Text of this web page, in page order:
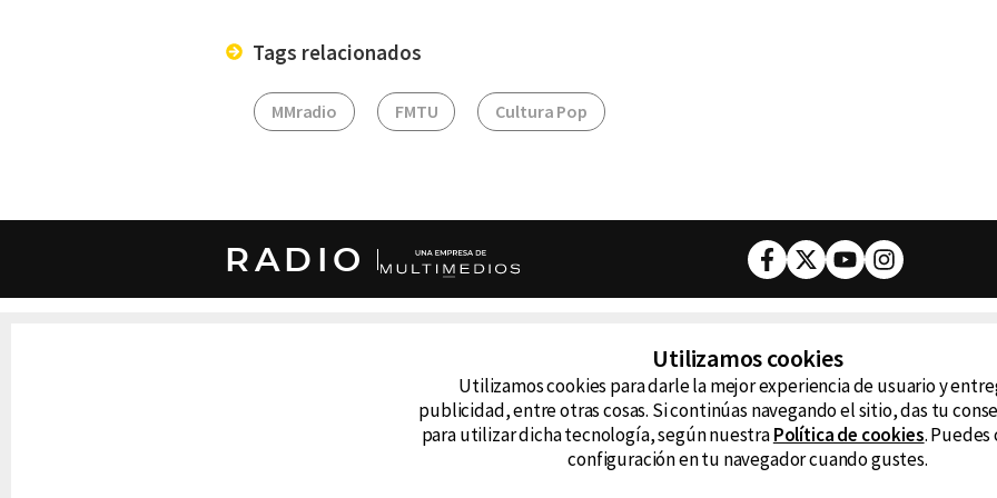
Tags relacionados
MMradio FMTU Cultura Pop
RADIO Facebook
TwitterYoutubeInstagram
cualquier medio electrónico o magnético.
D99
La Caliente
Utilizamos cookies
Utilizamos cookies para darle la mejor experiencia de usuario y
publicidad, entre otras cosas. Si continúas navegando el sitio, das tu
para utilizar dicha tecnología, según nuestraPolítica de cookies. Puedes
configuración en tu navegador cuando gustes.